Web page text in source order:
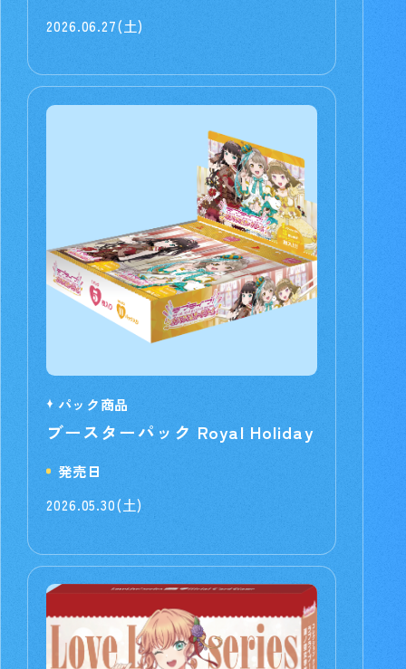
2026.06.27(土)
パック商品
ブースターパック Royal Holiday
発売日
2026.05.30(土)